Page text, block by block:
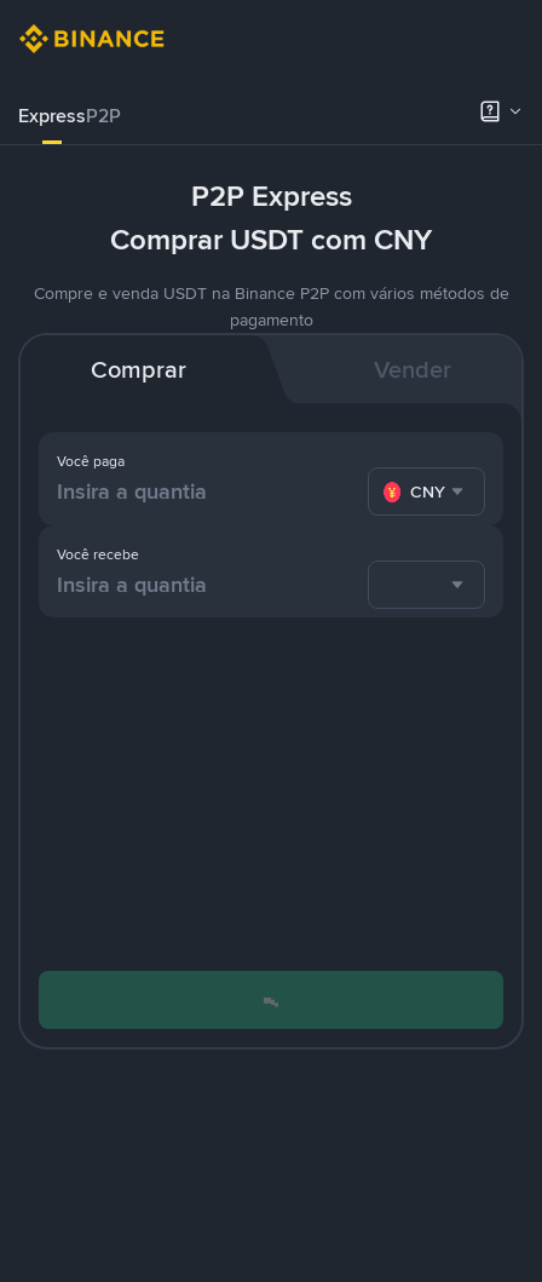
ExpressP2P
P2P Express
Comprar USDT com CNY
Compre e venda USDT na Binance P2P com vários métodos de
pagamento
Comprar Vender
Você paga
CNY
Você recebe